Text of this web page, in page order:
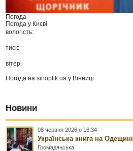
Погода
Погода у Києві
вологість:
тиск:
вітер:
Погода наsinoptik.ua у Вінниці
Новини
08 червня 2026 о 16:34
Українська книга на Одещині
Громадянська